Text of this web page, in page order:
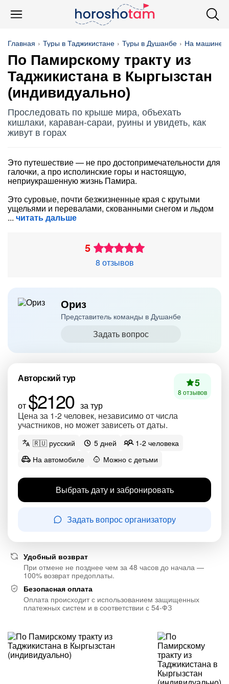
Главная Туры в Таджикистане Туры в Душанбе На машине
По Памирскому тракту из
Таджикистана в Кыргызстан
(индивидуально)
Проследовать по крыше мира, объехать
кишлаки, караван-сараи, руины и увидеть, как
живут в горах
Это путешествие — не про достопримечательности для
галочки, а про исполинские горы и настоящую,
неприукрашенную жизнь Памира.
Это суровые, почти безжизненные края с крутыми
ущельями и перевалами, скованными снегом и льдом
читать дальше
5
8 отзывов
Ориз
Представитель команды в Душанбе
Задать вопрос
Авторский тур
от $2120 за тур
Цена за 1-2 человек, независимо от числа
участников, но может зависеть от даты.
5
8 отзывов
🇷🇺 русский 5 дней
1-2 человека
На автомобиле
Можно с детьми
Выбрать дату и забронировать
Задать вопрос организатору
Удобный возврат
При отмене не позднее чем за 48 часов до начала —
100% возврат предоплаты.
Безопасная оплата
Оплата происходит с использованием защищенных
платежных систем и в соответствии с 54-ФЗ